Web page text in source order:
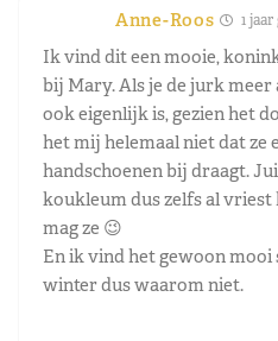
Anne-Roos 1
Ik vind dit een mooie,
bij Mary. Als je de jurk
ook eigenlijk is, gezien het
het mij helemaal niet dat ze
handschoenen bij draagt.
koukleum dus zelfs al vriest
mag ze 😉
En ik vind het gewoon mooi
winter dus waarom niet.